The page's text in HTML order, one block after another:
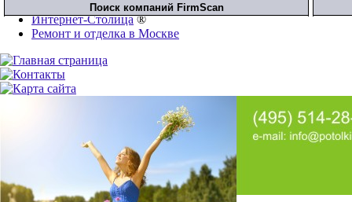
Интернет-Столица®
Ремонт и отделка в Москве